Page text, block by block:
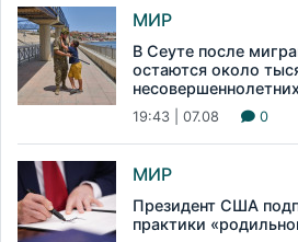
МИР
В Сеуте после
остаются около
19:43 | 07.08 0
МИР
Президент США
практики